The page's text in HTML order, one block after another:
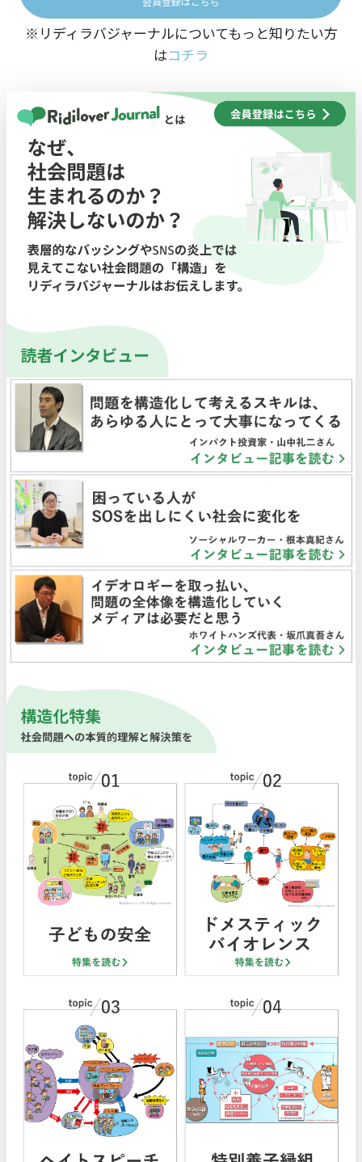
※リディラバジャーナルについてもっと知りたい方
はコチラ